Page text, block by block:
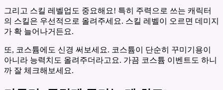
그리고 스킬 레벨업도 중요해요! 특히 주력으로 쓰는 캐릭터
의 스킬은 우선적으로 올려주세요. 스킬 레벨이 오르면 데미지
가 확 늘어나거든요.
또, 코스튬에도 신경 써보세요. 코스튬이 단순히 꾸미기용이
아니라 능력치도 올려주더라고요. 가끔 코스튬 이벤트도 하니
까 잘 체크해보세요.